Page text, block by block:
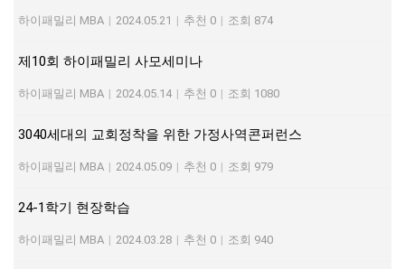
하이패밀리 MBA | 2024.05.21 | 추천 0 | 조회 874
제10회 하이패밀리 사모세미나
하이패밀리 MBA | 2024.05.14 | 추천 0 | 조회 1080
3040세대의 교회정착을 위한 가정사역콘퍼런스
하이패밀리 MBA | 2024.05.09 | 추천 0 | 조회 979
24-1학기 현장학습
하이패밀리 MBA | 2024.03.28 | 추천 0 | 조회 940